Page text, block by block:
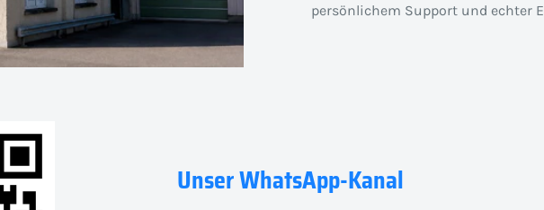
persönlichem Support und echter
Unser WhatsApp-Kanal